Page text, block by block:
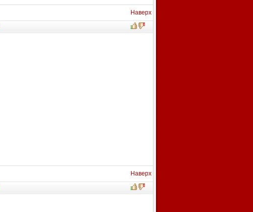
Наверх
Наверх